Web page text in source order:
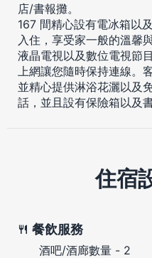
店/書報攤。
167 間精心設有電冰箱以
入住，享受家一般的溫馨
液晶電視以及數位電視節
上網讓您隨時保持連線。
並精心提供淋浴花灑以及
話，並且設有保險箱以及書
住宿
餐飲服務
酒吧/酒廊數量 - 2